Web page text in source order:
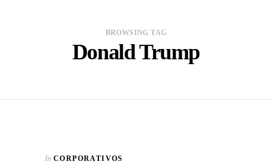
BROWSING TAG
Donald Trump
In CORPORATIVOS